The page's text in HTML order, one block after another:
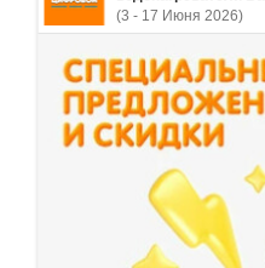
(3 - 17 Июня 2026)